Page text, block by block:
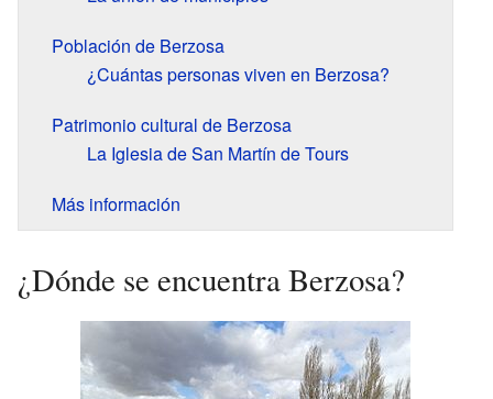
Población de Berzosa
¿Cuántas personas viven en Berzosa?
Patrimonio cultural de Berzosa
La Iglesia de San Martín de Tours
Más información
¿Dónde se encuentra Berzosa?